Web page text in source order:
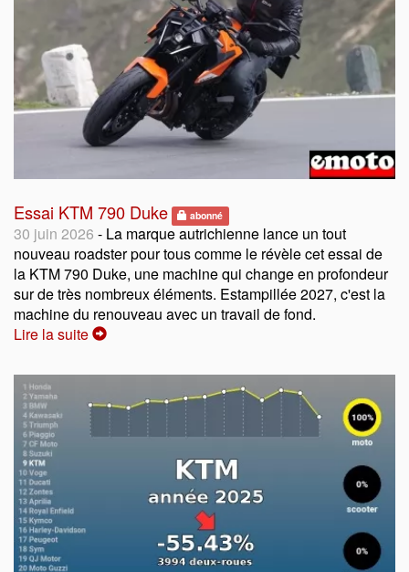
Essai KTM 790 Duke abonné
30 juin 2026 - La marque autrichienne lance un tout
nouveau roadster pour tous comme le révèle cet essai de
la KTM 790 Duke, une machine qui change en profondeur
sur de très nombreux éléments. Estampillée 2027, c'est la
machine du renouveau avec un travail de fond.
Lire la suite